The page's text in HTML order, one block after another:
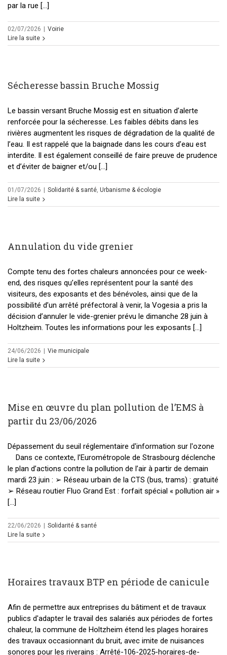
par la rue [...]
02/07/2026
Voirie
Lire la suite
Sécheresse bassin Bruche Mossig
Le bassin versant Bruche Mossig est en situation d’alerte
renforcée pour la sécheresse. Les faibles débits dans les
rivières augmentent les risques de dégradation de la qualité de
l’eau. Il est rappelé que la baignade dans les cours d’eau est
interdite. Il est également conseillé de faire preuve de prudence
et d’éviter de baigner et/ou [...]
01/07/2026 Solidarité & santé, Urbanisme & écologie
Lire la suite
Annulation du vide grenier
Compte tenu des fortes chaleurs annoncées pour ce week-
end, des risques qu’elles représentent pour la santé des
visiteurs, des exposants et des bénévoles, ainsi que de la
possibilité d’un arrêté préfectoral à venir, la Vogesia a pris la
décision d’annuler le vide-grenier prévu le dimanche 28 juin à
Holtzheim. Toutes les informations pour les exposants [...]
24/06/2026
Vie municipale
Lire la suite
Mise en œuvre du plan pollution de l’EMS à
partir du 23/06/2026
Dépassement du seuil réglementaire d'information sur l'ozone
Dans ce contexte, l’Eurométropole de Strasbourg déclenche
le plan d’actions contre la pollution de l’air à partir de demain
mardi 23 juin : ➢ Réseau urbain de la CTS (bus, trams) : gratuité
➢ Réseau routier Fluo Grand Est : forfait spécial « pollution air »
[...]
22/06/2026
Solidarité & santé
Lire la suite
Horaires travaux BTP en période de canicule
Afin de permettre aux entreprises du bâtiment et de travaux
publics d'adapter le travail des salariés aux périodes de fortes
chaleur, la commune de Holtzheim étend les plages horaires
des travaux occasionnant du bruit, avec imite de nuisances
sonores pour les riverains : Arrêté-106-2025-horaires-de-